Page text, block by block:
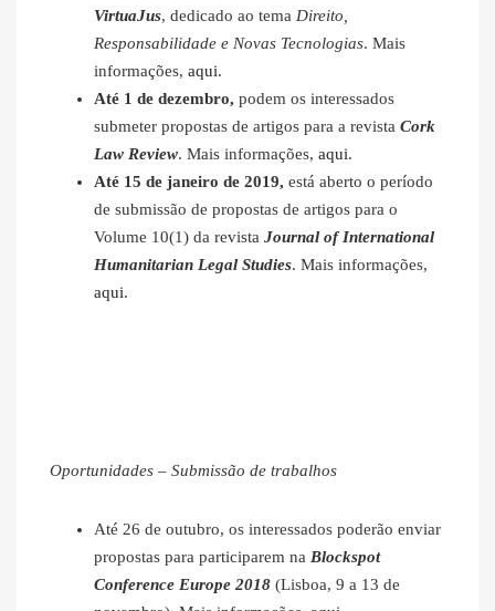
VirtuaJus, dedicado ao tema Direito,
Responsabilidade e Novas Tecnologias. Mais
informações, aqui.
Até 1 de dezembro, podem os interessados
submeter propostas de artigos para a revista Cork
Law Review. Mais informações, aqui.
Até 15 de janeiro de 2019, está aberto o período
de submissão de propostas de artigos para o
Volume 10(1) da revista Journal of International
Humanitarian Legal Studies. Mais informações,
aqui.
Oportunidades – Submissão de trabalhos
Até 26 de outubro, os interessados poderão enviar
propostas para participarem na Blockspot
Conference Europe 2018 (Lisboa, 9 a 13 de